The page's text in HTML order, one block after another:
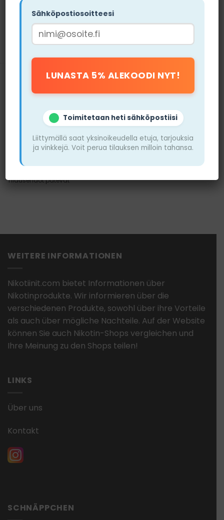
Tilausehdot pätevät (Käytä
koodia "NIKOTIINIT15")
koodia "NIKOTIINIT5")
Snuscore
Tilausehdot pätevät
WEITERE INFORMATIONEN
Nikotiinit.com bietet Informationen über
Nikotinprodukte. Wir informieren über die
verschiedenen Produkte, sowohl über ihre Vorteile
als auch über mögliche Nachteile. Auf der Website
können Sie auch Nikotin-Shops vergleichen und
Ihre Meinung zu den Shops teilen!
LINKS
Über uns
Kontakt
SCHNÄPPCHEN
Sähköpostiosoitteesi
Toimitetaan heti sähköpostiisi
Liittymällä saat yksinoikeudella etuja, tarjouksia
ja vinkkejä. Voit perua tilauksen milloin tahansa.